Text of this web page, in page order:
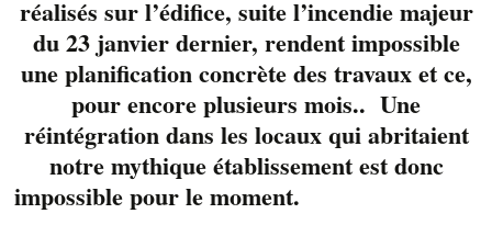
Musicien/guitariste
accompli et reconnu
pour ses reprises
intégrales ainsi que
pour son « tone » très
noble! Marty c’est un
batteur de talent
réalisés sur l’édifice, suite l’incendie majeur
du 23 janvier dernier, rendent impossible
une planification concrète des travaux et ce,
pour encore plusieurs mois.. Une
réintégration dans les locaux qui abritaient
notre mythique établissement est donc
impossible pour le moment.